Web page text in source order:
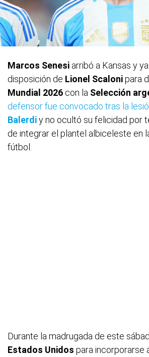
Marcos Senesi arribó a Kansas y
disposición de Lionel Scalonipara
Mundial 2026 con la Selección
defensor fue convocado tras la
Balerdiy no ocultó su felicidad por
de integrar el plantel albiceleste en
fútbol.
Durante la madrugada de este
Estados Unidos para incorporarse